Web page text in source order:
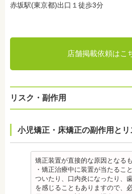
赤坂駅(東京都)出口１徒歩3分
店舗掲載依頼はこ
リスク・副作用
小児矯正・床矯正の副作用とリ
矯正装置が直接的な原因となる
・矯正治療中に装置が当たるこ
ついたり、口内炎になったり、
を感じることもありますので、